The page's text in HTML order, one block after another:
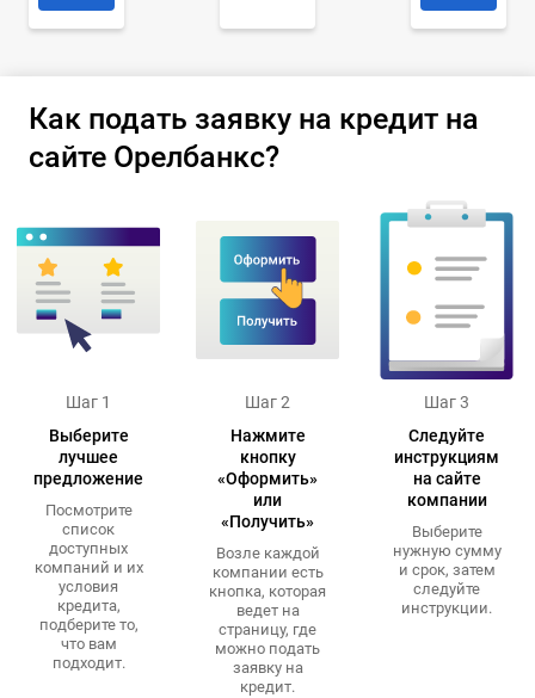
Как подать заявку на кредит на
сайте Орелбанкс?
Шаг 1
Выберите
лучшее
предложение
Посмотрите
список
доступных
компаний и их
условия
кредита,
подберите то,
что вам
подходит.
Шаг 2
Нажмите
кнопку
«Оформить»
или
«Получить»
Возле каждой
компании есть
кнопка, которая
ведет на
страницу, где
можно подать
заявку на
кредит.
Шаг 3
Следуйте
инструкциям
на сайте
компании
Выберите
нужную сумму
и срок, затем
следуйте
инструкции.